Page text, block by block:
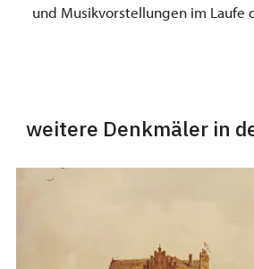
und Musikvorstellungen im Laufe
weitere Denkmäler in